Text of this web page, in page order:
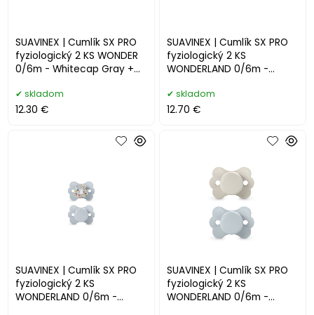
SUAVINEX | Cumlík SX PRO
fyziologický 2 KS WONDER
0/6m - Whitecap Gray +
skladom
12.30 €
SUAVINEX | Cumlík SX PRO
fyziologický 2 KS
WONDERLAND 0/6m -
skladom
12.70 €
SUAVINEX | Cumlík SX PRO
fyziologický 2 KS
WONDERLAND 0/6m -
SUAVINEX | Cumlík SX PRO
fyziologický 2 KS
WONDERLAND 0/6m -